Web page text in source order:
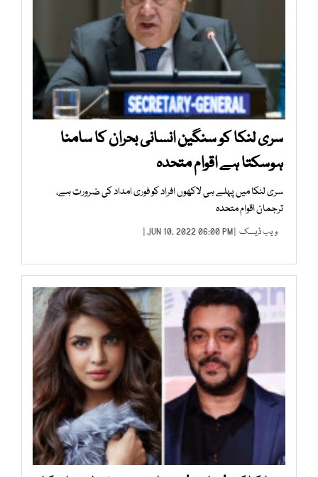
سری لنکا کو سنگین انسانی بحران کا سامنا
ہوسکتا ہے اقوام متحدہ
سری لنکا میں پہلے ہی لاکھوں افراد کو فوری امداد کی ضرورت ہے،
ترجمان اقوام متحدہ
ویب ڈیسک | JUN 10, 2022 06:00 PM |